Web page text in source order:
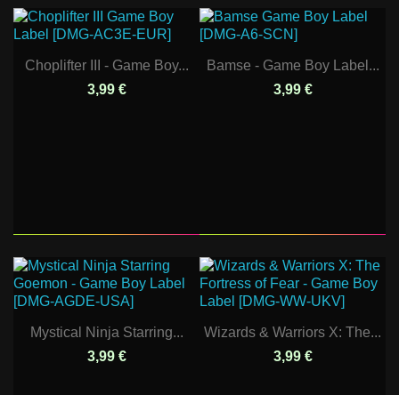
Choplifter III - Game Boy...
3,99 €
Bamse - Game Boy Label...
3,99 €
Mystical Ninja Starring...
3,99 €
Wizards & Warriors X: The...
3,99 €